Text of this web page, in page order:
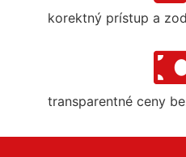
korektný prístup a
transparentné ceny